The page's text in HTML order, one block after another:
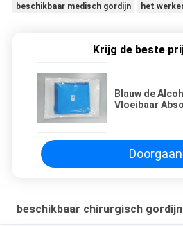
beschikbaar medisch gordijn het
Krijg de beste
Blauw de
Vloeibaar
Doorgaan
beschikbaar chirurgisch gordijn